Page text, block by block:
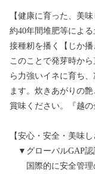
【健康に育った、美
約40年間堆肥等によ
接種籾を播く【じか播
このことで発芽時か
ら力強いイネに育ち
ます。炊きあがりの
賞味ください。『越の
【安心・安全・美味し
▼グローバルGAP
国際的に安全管理